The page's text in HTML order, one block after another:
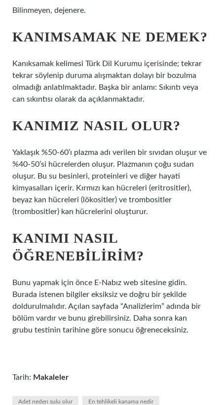
Bilinmeyen, dejenere.
KANIMSAMAK NE DEMEK?
Kanıksamak kelimesi Türk Dil Kurumu içerisinde; tekrar
tekrar söylenip duruma alışmaktan dolayı bir bozulma
olmadığı anlatılmaktadır. Başka bir anlamı: Sıkıntı veya
can sıkıntısı olarak da açıklanmaktadır.
KANIMIZ NASIL OLUR?
Yaklaşık %50-60’ı plazma adı verilen bir sıvıdan oluşur ve
%40-50’si hücrelerden oluşur. Plazmanın çoğu sudan
oluşur. Bu su besinleri, proteinleri ve diğer hayati
kimyasalları içerir. Kırmızı kan hücreleri (eritrositler),
beyaz kan hücreleri (lökositler) ve trombositler
(trombositler) kan hücrelerini oluşturur.
KANIMI NASIL
ÖĞRENEBILIRIM?
Bunu yapmak için önce E-Nabız web sitesine gidin.
Burada istenen bilgiler eksiksiz ve doğru bir şekilde
doldurulmalıdır. Açılan sayfada “Analizlerim” adında bir
bölüm vardır ve bunu girebilirsiniz. Daha sonra kan
grubu testinin tarihine göre sonucu öğreneceksiniz.
Tarih: Makaleler
Adet neden sulu olur En tehlikeli kanama nedir